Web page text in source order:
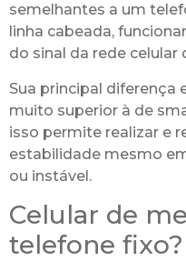
semelhantes a um
linha cabeada,
do sinal da rede celular
Sua principal diferença
muito superior à de
isso permite realizar e
estabilidade mesmo
ou instável.
Celular de
telefone fixo?